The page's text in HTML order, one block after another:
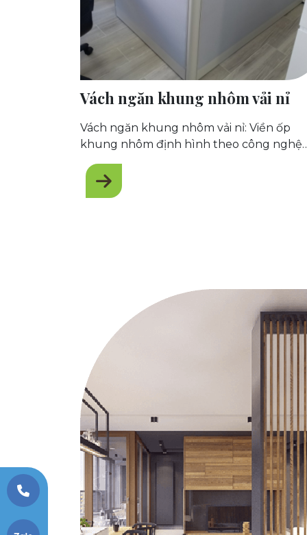
Vách ngăn khung nhôm vải nỉ
Vách ngăn khung nhôm vải nỉ: Viền ốp
khung nhôm định hình theo công nghệ
Đài Loan. Bề mặt hoàn thiện bọc vải nỉ 2
mặt.